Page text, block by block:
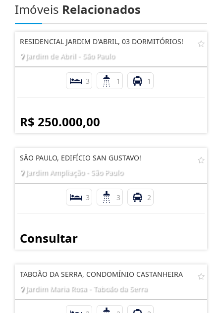
Imóveis Relacionados
RESIDENCIAL JARDIM D'ABRIL, 03 DORMITÓRIOS!
Jardim de Abril - São Paulo
3 1 1
R$ 250.000,00
SÃO PAULO, EDIFÍCIO SAN GUSTAVO!
Jardim Ampliação - São Paulo
3 3 2
Consultar
TABOÃO DA SERRA, CONDOMÍNIO CASTANHEIRA
Jardim Maria Rosa - Taboão da Serra